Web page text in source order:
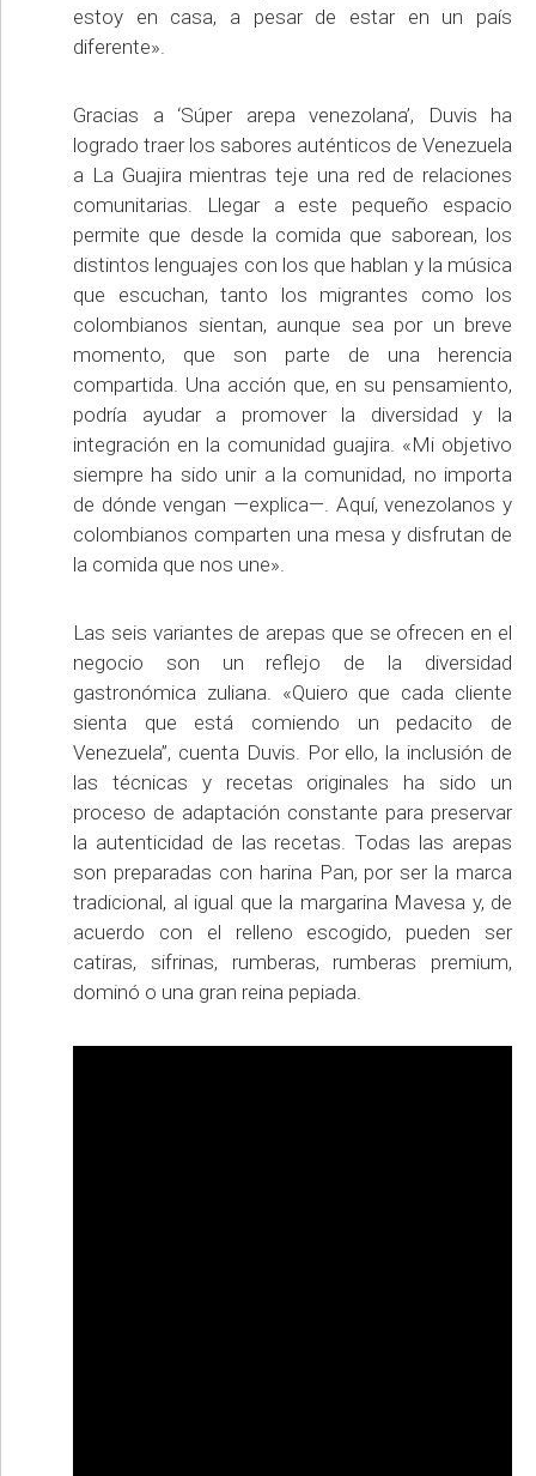
estoy en casa, a pesar de estar en un país
diferente».
Gracias a ‘Súper arepa venezolana’, Duvis ha
logrado traer los sabores auténticos de Venezuela
a La Guajira mientras teje una red de relaciones
comunitarias. Llegar a este pequeño espacio
permite que desde la comida que saborean, los
distintos lenguajes con los que hablan y la música
que escuchan, tanto los migrantes como los
colombianos sientan, aunque sea por un breve
momento, que son parte de una herencia
compartida. Una acción que, en su pensamiento,
podría ayudar a promover la diversidad y la
integración en la comunidad guajira. «Mi objetivo
siempre ha sido unir a la comunidad, no importa
de dónde vengan —explica—. Aquí, venezolanos y
colombianos comparten una mesa y disfrutan de
la comida que nos une».
Las seis variantes de arepas que se ofrecen en el
negocio son un reflejo de la diversidad
gastronómica zuliana. «Quiero que cada cliente
sienta que está comiendo un pedacito de
Venezuela”, cuenta Duvis. Por ello, la inclusión de
las técnicas y recetas originales ha sido un
proceso de adaptación constante para preservar
la autenticidad de las recetas. Todas las arepas
son preparadas con harina Pan, por ser la marca
tradicional, al igual que la margarina Mavesa y, de
acuerdo con el relleno escogido, pueden ser
catiras, sifrinas, rumberas, rumberas premium,
dominó o una gran reina pepiada.